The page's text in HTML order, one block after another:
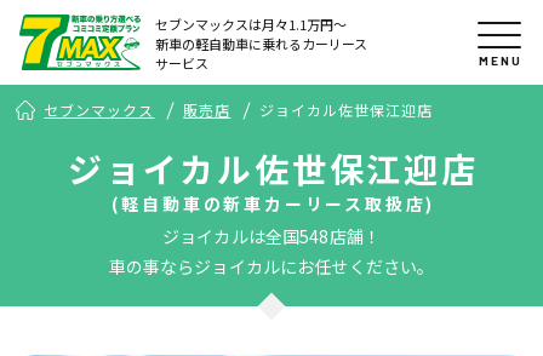
セブンマックスは月々1.1万円〜
新車の軽自動車に乗れるカーリース
サービス
MENU
セブンマックス 販売店 ジョイカル佐世保江迎店
ジョイカル佐世保江迎店
(軽自動車の新車カーリース取扱店)
ジョイカルは全国548店舗！
車の事ならジョイカルにお任せください。